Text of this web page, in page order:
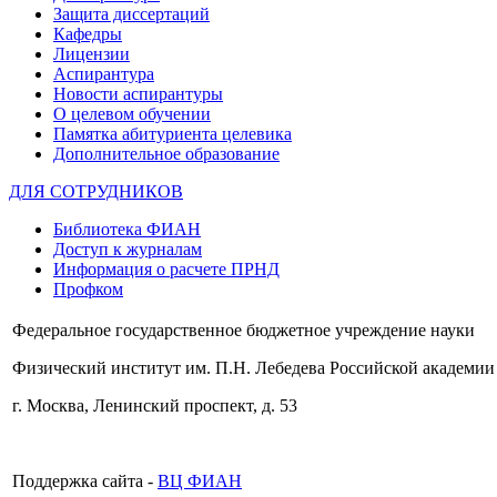
Защита диссертаций
Кафедры
Лицензии
Аспирантура
Новости аспирантуры
О целевом обучении
Памятка абитуриента целевика
Дополнительное образование
ДЛЯ СОТРУДНИКОВ
Библиотека ФИАН
Доступ к журналам
Информация о расчете ПРНД
Профком
Федеральное государственное бюджетное учреждение науки
Физический институт им. П.Н. Лебедева Российской академии
г. Москва, Ленинский проспект, д. 53
Поддержка сайта - ВЦ ФИАН